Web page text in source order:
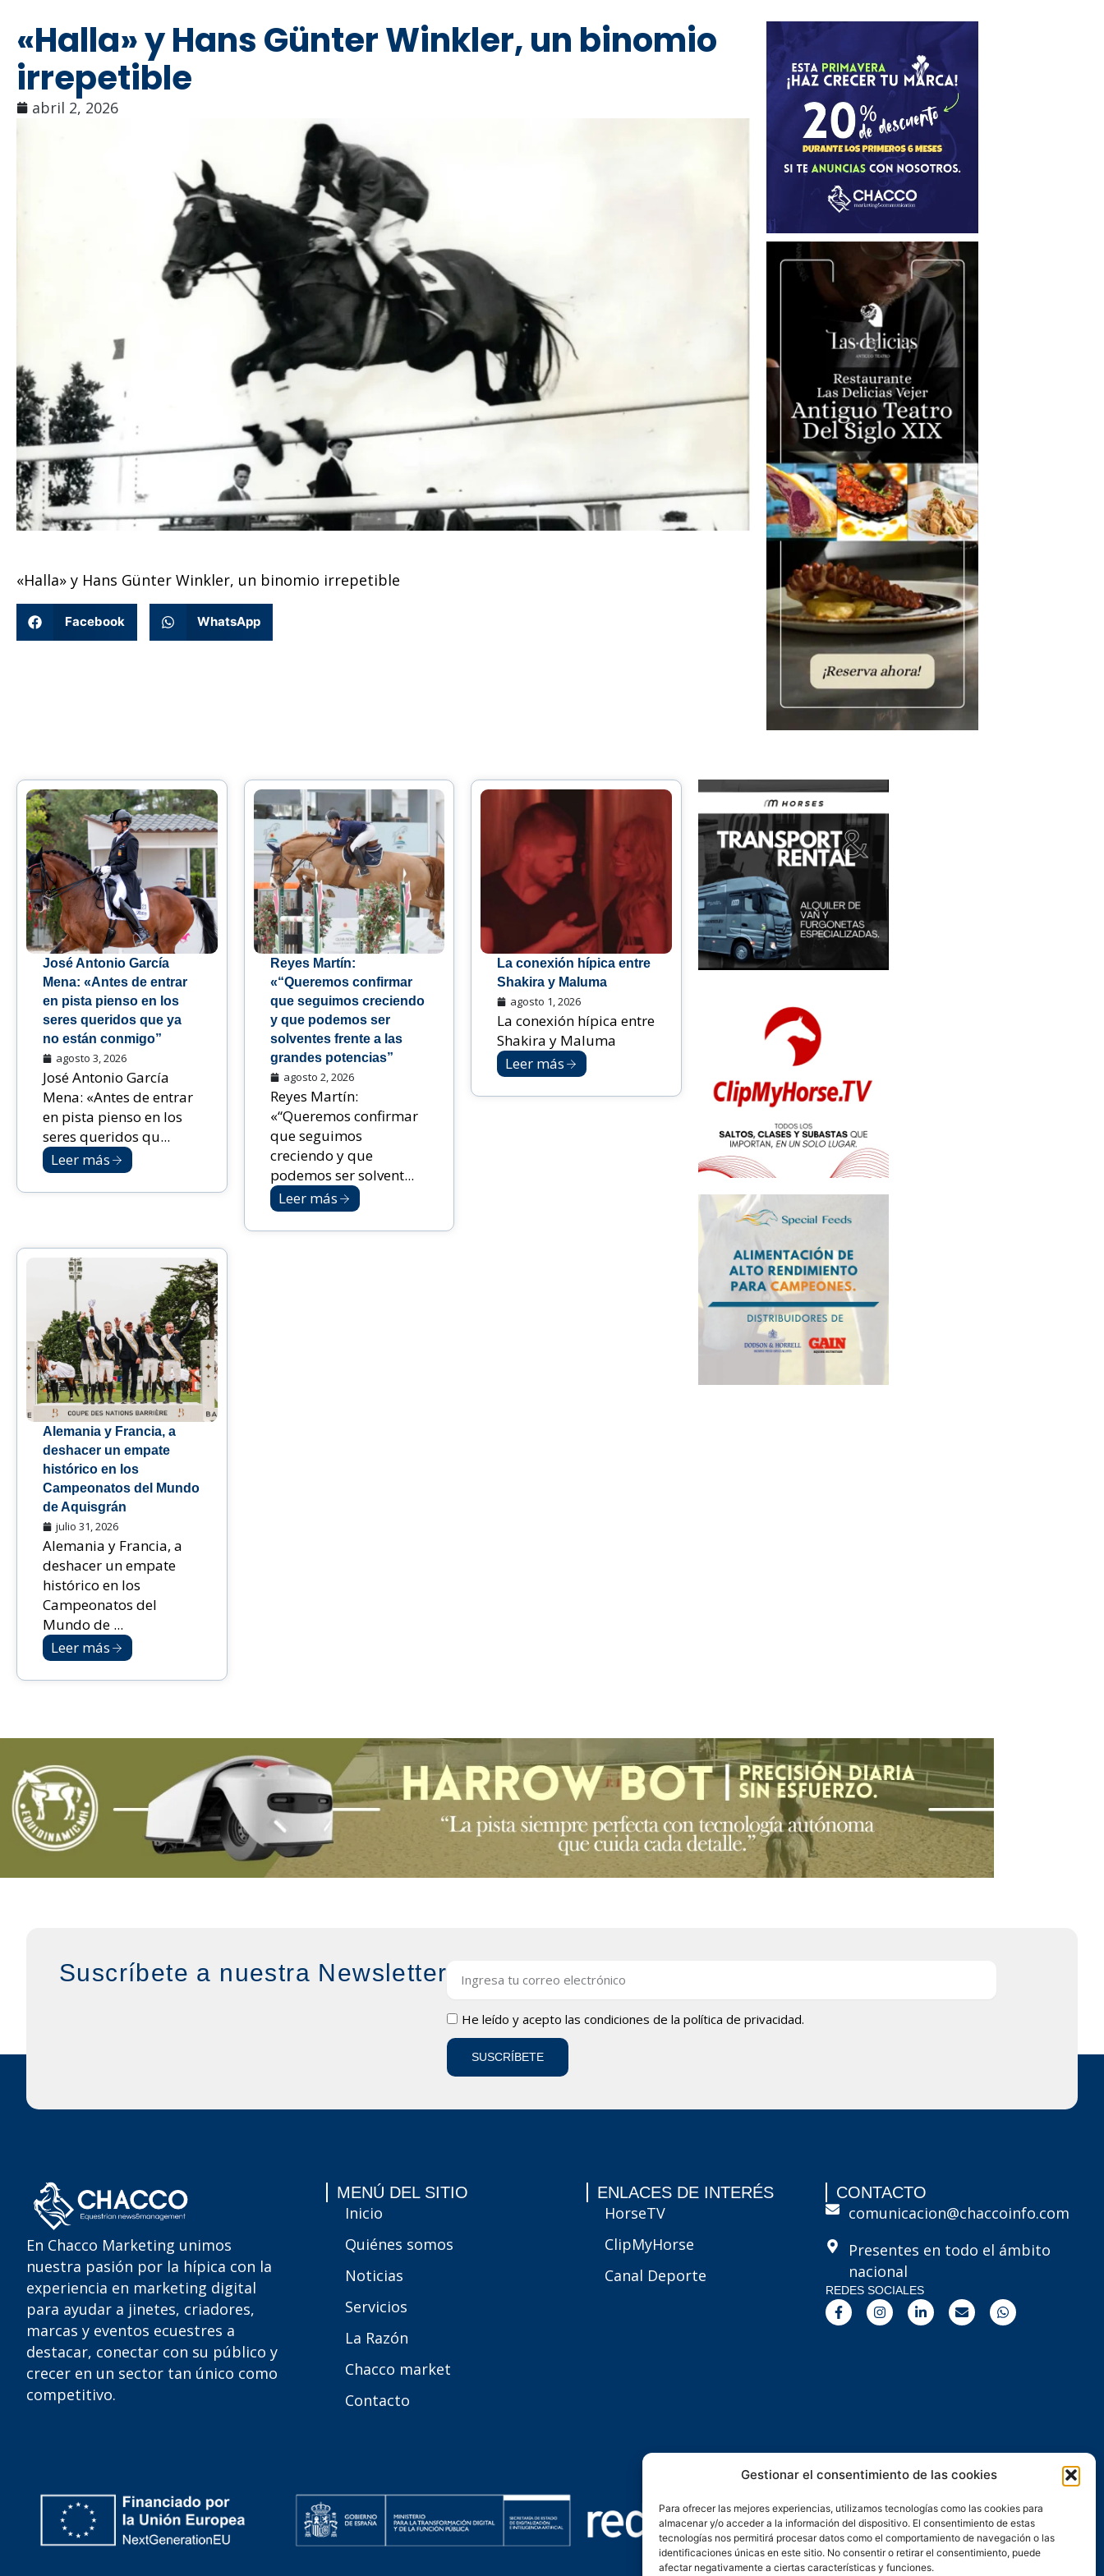
Gestionar el consentimiento de las cookies
Para ofrecer las mejores experiencias, utilizamos tecnologías como las cookies para
almacenar y/o acceder a la información del dispositivo. El consentimiento de estas
tecnologías nos permitirá procesar datos como el comportamiento de navegación o las
identificaciones únicas en este sitio. No consentir o retirar el consentimiento, puede
afectar negativamente a ciertas características y funciones.
«Halla» y Hans Günter Winkler, un binomio
irrepetible
abril 2, 2026
«Halla» y Hans Günter Winkler, un binomio irrepetible
Facebook WhatsApp
José Antonio García
Mena: «Antes de entrar
en pista pienso en los
seres queridos que ya
no están conmigo”
agosto 3, 2026
José Antonio García
Mena: «Antes de entrar
en pista pienso en los
seres queridos qu...
Leer más
Reyes Martín:
«“Queremos confirmar
que seguimos creciendo
y que podemos ser
solventes frente a las
grandes potencias”
agosto 2, 2026
Reyes Martín:
«“Queremos confirmar
que seguimos
creciendo y que
podemos ser solvent...
Leer más
La conexión hípica entre
Shakira y Maluma
agosto 1, 2026
La conexión hípica entre
Shakira y Maluma
Leer más
Alemania y Francia, a
deshacer un empate
histórico en los
Campeonatos del Mundo
de Aquisgrán
julio 31, 2026
Alemania y Francia, a
deshacer un empate
histórico en los
Campeonatos del
Mundo de ...
Leer más
Suscríbete a nuestra Newsletter
LOPDHe leído y acepto las condiciones de lapolítica de privacidad.
SUSCRÍBETE
En Chacco Marketing unimos
nuestra pasión por la hípica con la
experiencia en marketing digital
para ayudar a jinetes, criadores,
marcas y eventos ecuestres a
destacar, conectar con su público y
crecer en un sector tan único como
competitivo.
MENÚ DEL SITIO
Inicio
Quiénes somos
Noticias
Servicios
La Razón
Chacco market
Contacto
ENLACES DE INTERÉS
HorseTV
ClipMyHorse
Canal Deporte
CONTACTO
comunicacion@chaccoinfo.com
Presentes en todo el ámbito
nacional
REDES SOCIALES
F
a
c
I
n
s
L
i
n
E
n
v
W
h
a